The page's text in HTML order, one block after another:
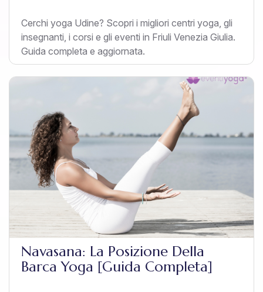
Cerchi yoga Udine? Scopri i migliori centri yoga, gli
insegnanti, i corsi e gli eventi in Friuli Venezia Giulia.
Guida completa e aggiornata.
Navasana: La Posizione Della
Barca Yoga [Guida Completa]